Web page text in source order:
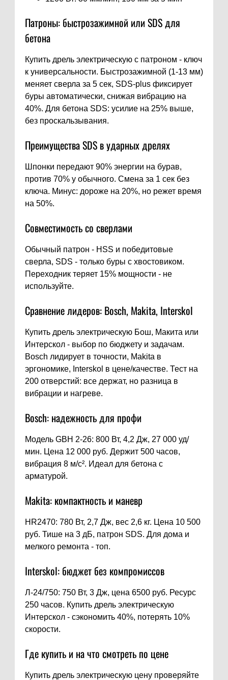
Патроны: быстрозажимной или SDS для
бетона
Купить дрель электрическую с патроном - ключ
к универсальности. Быстрозажимной (1-13 мм)
меняет сверла за 5 сек, SDS-plus фиксирует
буры автоматически, снижая вибрацию на
40%. Для бетона SDS: усилие на 25% выше,
без проскальзывания.
Преимущества SDS в ударных дрелях
Шпонки передают 90% энергии на бурав,
против 70% у обычного. Смена за 1 сек без
ключа. Минус: дороже на 20%, но режет время
на 50%.
Совместимость со сверлами
Обычный патрон - HSS и победитовые
сверла, SDS - только буры с хвостовиком.
Переходник теряет 15% мощности - не
используйте.
Сравнение лидеров: Bosch, Makita, Interskol
Купить дрель электрическую Бош, Макита или
Интерскол - выбор по бюджету и задачам.
Bosch лидирует в точности, Makita в
эргономике, Interskol в цене/качестве. Тест на
200 отверстий: все держат, но разница в
вибрации и нагреве.
Bosch: надежность для профи
Модель GBH 2-26: 800 Вт, 4,2 Дж, 27 000 уд/
мин. Цена 12 000 руб. Держит 500 часов,
вибрация 8 м/с². Идеал для бетона с
арматурой.
Makita: компактность и маневр
HR2470: 780 Вт, 2,7 Дж, вес 2,6 кг. Цена 10 500
руб. Тише на 3 дБ, патрон SDS. Для дома и
мелкого ремонта - топ.
Interskol: бюджет без компромиссов
Л-24/750: 750 Вт, 3 Дж, цена 6500 руб. Ресурс
250 часов. Купить дрель электрическую
Интерскол - сэкономить 40%, потерять 10%
скорости.
Где купить и на что смотреть по цене
Купить дрель электрическую цену проверяйте